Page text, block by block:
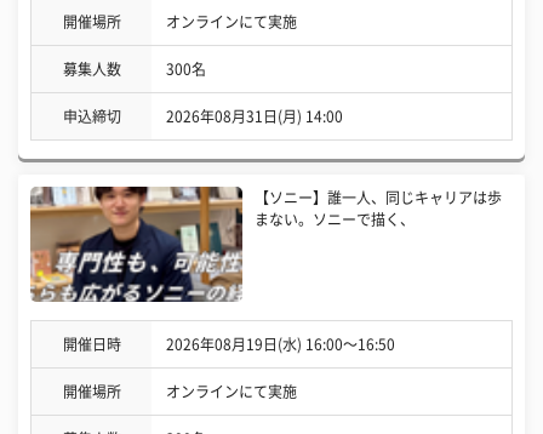
開催場所 オンラインにて実施
募集人数 300名
申込締切 2026年08月31日(月) 14:00
【ソニー】誰一人、同じキャリアは歩
まない。ソニーで描く、
開催日時 2026年08月19日(水) 16:00〜16:50
開催場所 オンラインにて実施